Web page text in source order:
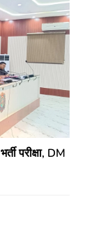
परीक्षा, DM